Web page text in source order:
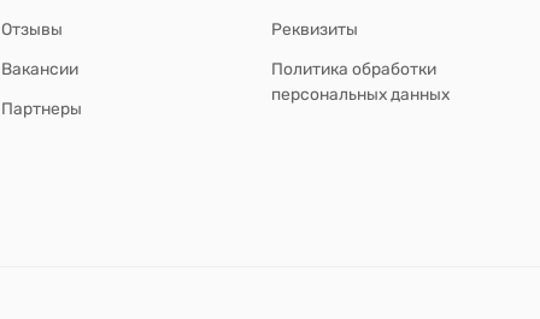
Отзывы
Вакансии
Партнеры
Реквизиты
Политика обработки
персональных данных